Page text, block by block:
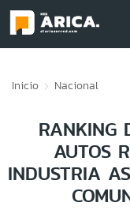
Inicio Nacional
RANKING
AUTOS
INDUSTRIA